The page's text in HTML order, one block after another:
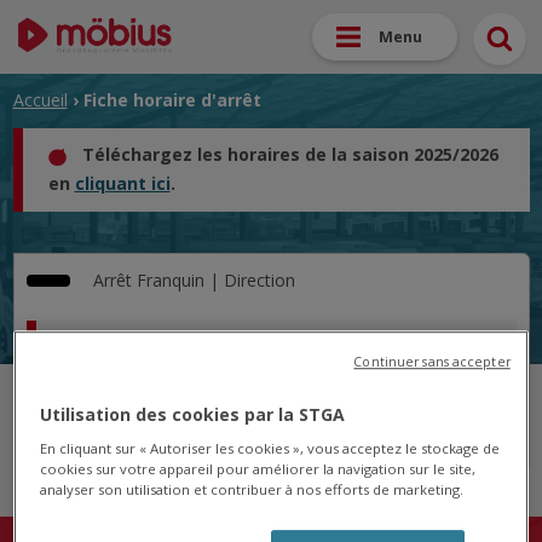
Menu
Accueil › Fiche horaire d'arrêt
Téléchargez les horaires de la saison 2025/2026
en cliquant ici.
Arrêt Franquin | Direction
Cet arrêt n'est pas desservi pour le jour sélectionné.
Utilisation des cookies par la STGA
En cliquant sur « Autoriser les cookies », vous acceptez le stockage de
cookies sur votre appareil pour améliorer la navigation sur le site,
analyser son utilisation et contribuer à nos efforts de marketing.
Continuer sans accepter